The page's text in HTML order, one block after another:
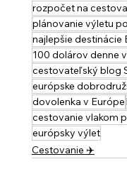
rozpočet na
plánovanie výletu
najlepšie destinácie
100 dolárov denne
cestovateľský blog
európske
dovolenka v Európe
cestovanie vlakom
európsky výlet
Cestovanie ✈️